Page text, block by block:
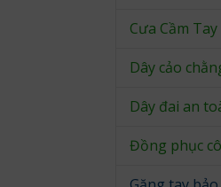
Cưa Cầm
Dây cảo
Dây đai an
Đồng phục